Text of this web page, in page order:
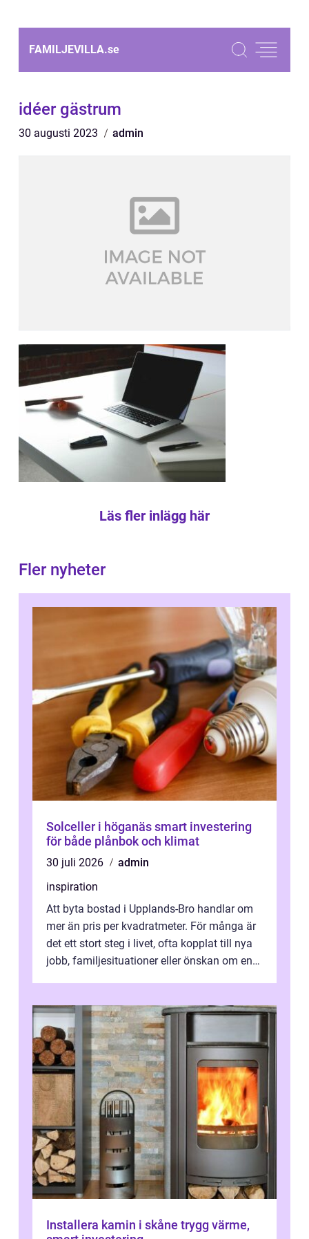
FAMILJEVILLA.se
idéer gästrum
30 augusti 2023 admin
Läs fler inlägg här
Fler nyheter
Solceller i höganäs smart investering
för både plånbok och klimat
30 juli 2026
admin
inspiration
Att byta bostad i Upplands-Bro handlar om
mer än pris per kvadratmeter. För många är
det ett stort steg i livet, ofta kopplat till nya
jobb, familjesituationer eller önskan om en
Installera kamin i skåne trygg värme,